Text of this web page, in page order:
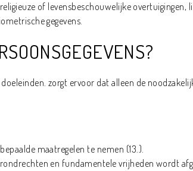
of levensbeschouwelijke overtuigingen,
gegevens.
zorgt ervoor dat alleen de
maatregelen te nemen (13.).
en fundamentele vrijheden wordt